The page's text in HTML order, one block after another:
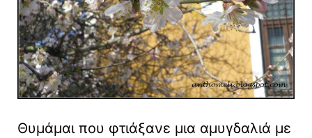
Θυμάμαι που φτιάξανε μια αμυγδαλιά με